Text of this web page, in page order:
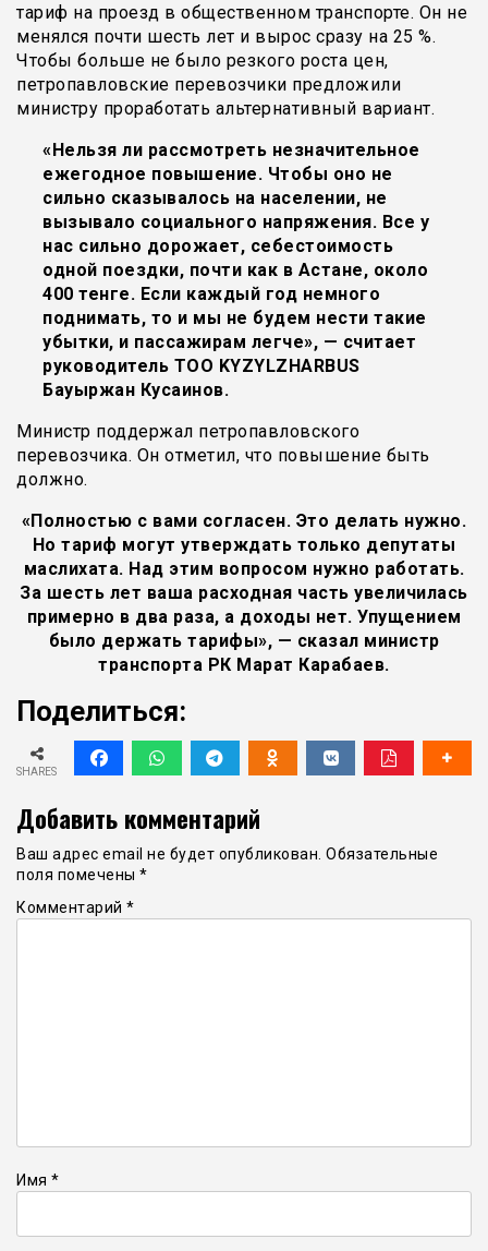
тариф на проезд в общественном транспорте. Он не
менялся почти шесть лет и вырос сразу на 25 %.
Чтобы больше не было резкого роста цен,
петропавловские перевозчики предложили
министру проработать альтернативный вариант.
«Нельзя ли рассмотреть незначительное
ежегодное повышение. Чтобы оно не
сильно сказывалось на населении, не
вызывало социального напряжения. Все у
нас сильно дорожает, себестоимость
одной поездки, почти как в Астане, около
400 тенге. Если каждый год немного
поднимать, то и мы не будем нести такие
убытки, и пассажирам легче», — считает
руководитель ТОО KYZYLZHARBUS
Бауыржан Кусаинов.
Министр поддержал петропавловского
перевозчика. Он отметил, что повышение быть
должно.
«Полностью с вами согласен. Это делать нужно.
Но тариф могут утверждать только депутаты
маслихата. Над этим вопросом нужно работать.
За шесть лет ваша расходная часть увеличилась
примерно в два раза, а доходы нет. Упущением
было держать тарифы», — сказал министр
транспорта РК Марат Карабаев.
Поделиться:
SHARES
Добавить комментарий
Ваш адрес email не будет опубликован. Обязательные
поля помечены *
Комментарий *
Имя *